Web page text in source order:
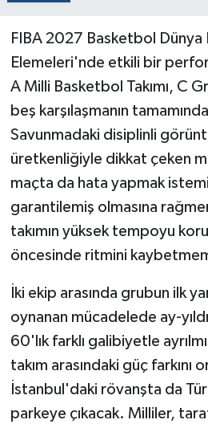
FIBA 2027 Basketbol Dünya
Elemeleri'nde etkili bir
A Milli Basketbol Takımı, C
beş karşılaşmanın
Savunmadaki disiplinli
üretkenliğiyle dikkat çeken
maçta da hata yapmak
garantilemiş olmasına
takımın yüksek tempoyu
öncesinde ritmini
İki ekip arasında grubun ilk
oynanan mücadelede ay-
60'lık farklı galibiyetle
takım arasındaki güç farkını
İstanbul'daki rövanşta da
parkeye çıkacak. Milliler,